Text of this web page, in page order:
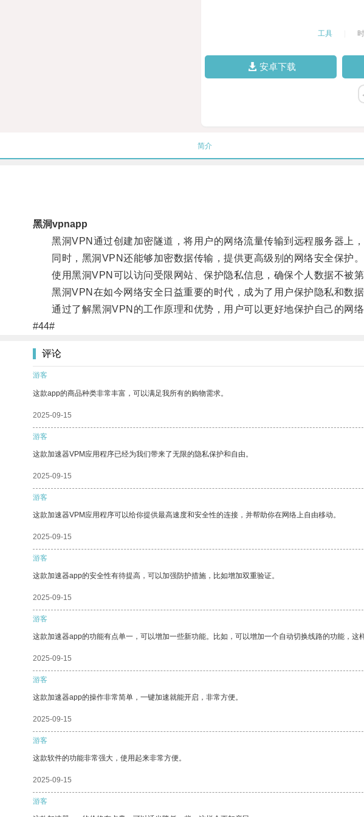
工具
安卓下载
简介
黑洞vpnapp
黑洞VPN通过创建加密隧道，将用户的网络流量传输到远程服务器上，
同时，黑洞VPN还能够加密数据传输，提供更高级别的网络安全保护。
使用黑洞VPN可以访问受限网站、保护隐私信息，确保个人数据不被第
黑洞VPN在如今网络安全日益重要的时代，成为了用户保护隐私和数据
通过了解黑洞VPN的工作原理和优势，用户可以更好地保护自己的网络
#44#
评论
游客
这款app的商品种类非常丰富，可以满足我所有的购物需求。
2025-09-15
游客
这款加速器VPM应用程序已经为我们带来了无限的隐私保护和自由。
2025-09-15
游客
这款加速器VPM应用程序可以给你提供最高速度和安全性的连接，并帮助你在网络上自由移动。
2025-09-15
游客
这款加速器app的安全性有待提高，可以加强防护措施，比如增加双重验证。
2025-09-15
游客
这款加速器app的功能有点单一，可以增加一些新功能。比如，可以增加一个自动切换线路的功能，这
2025-09-15
游客
这款加速器app的操作非常简单，一键加速就能开启，非常方便。
2025-09-15
游客
这款软件的功能非常强大，使用起来非常方便。
2025-09-15
游客